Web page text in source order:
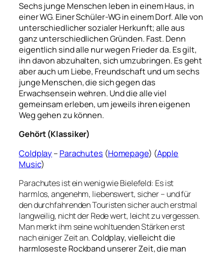
Sechs junge Menschen leben in einem Haus, in
einer WG. Einer Schüler-WG in einem Dorf. Alle von
unterschiedlicher sozialer Herkunft; alle aus
ganz unterschiedlichen Gründen. Fast. Denn
eigentlich sind alle nur wegen Frieder da. Es gilt,
ihn davon abzuhalten, sich umzubringen. Es geht
aber auch um Liebe, Freundschaft und um sechs
junge Menschen, die sich gegen das
Erwachsensein wehren. Und die alle viel
gemeinsam erleben, um jeweils ihren eigenen
Weg gehen zu können.
Gehört (Klassiker)
Coldplay– Parachutes (Homepage) (Apple
Music)
Parachutes ist ein wenig wie Bielefeld: Es ist
harmlos, angenehm, liebenswert, sicher – und für
den durchfahrenden Touristen sicher auch erstmal
langweilig, nicht der Rede wert, leicht zu vergessen.
Man merkt ihm seine wohltuenden Stärken erst
nach einiger Zeit an.Coldplay, vielleicht die
harmloseste Rockband unserer Zeit, die man